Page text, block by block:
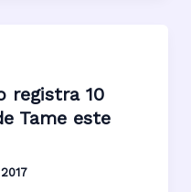
registra 10
Tame este